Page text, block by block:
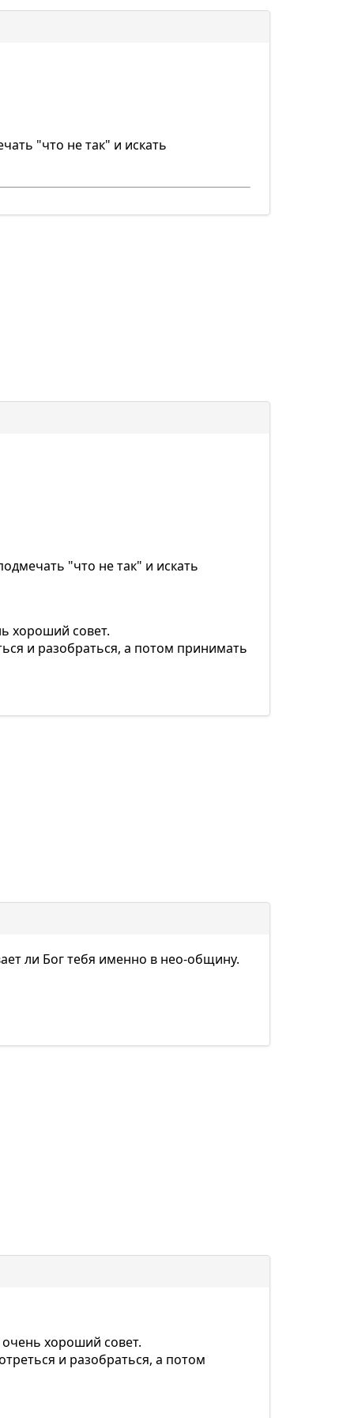
"что не так" и искать
"что не так" и искать
хороший совет.
и разобраться, а потом принимать
ли Бог тебя именно в нео-общину.
хороший совет.
и разобраться, а потом